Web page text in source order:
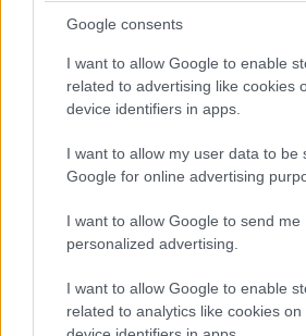
Google consents
I want to allow Google to enable
related to advertising like cookies
device identifiers in apps.
I want to allow my user data to be
Google for online advertising
I want to allow Google to send me
personalized advertising.
I want to allow Google to enable
related to analytics like cookies on